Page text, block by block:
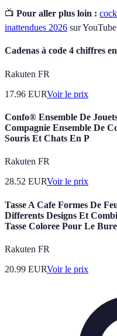
📺 Pour aller plus loin :
inattendues 2026 sur YouTube
Cadenas à code 4 chiffres
Rakuten FR
17.96 EURVoir le prix
Confo® Ensemble De
Compagnie Ensemble De
Souris Et Chats En P
Rakuten FR
28.52 EURVoir le prix
Tasse A Cafe Formes De
Differents Designs Et
Tasse Coloree Pour Le
Rakuten FR
20.99 EURVoir le prix